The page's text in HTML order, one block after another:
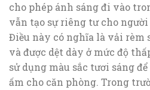
cho phép ánh sáng đi vào
vẫn tạo sự riêng tư cho
Điều này có nghĩa là vải rèm
và được dệt dày ở mức độ
sử dụng màu sắc tươi sáng
ấm cho căn phòng. Trong